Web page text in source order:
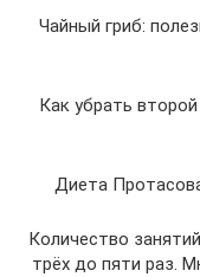
Чайный гриб:
Как убрать
Диета
Количество
трёх до пяти раз.